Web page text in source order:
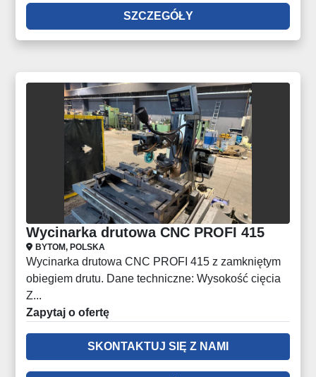
SZCZEGÓŁY
Wycinarka drutowa CNC PROFI 415
BYTOM, POLSKA
Wycinarka drutowa CNC PROFI 415 z zamkniętym
obiegiem drutu. Dane techniczne: Wysokość cięcia
Z...
Zapytaj o ofertę
SKONTAKTUJ SIĘ Z NAMI